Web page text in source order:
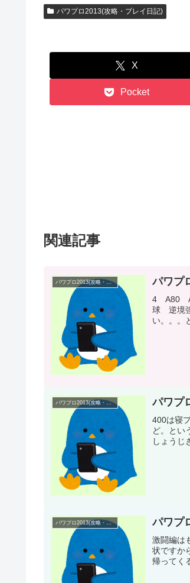
パワプロ2013(攻略・プレイ日記)
X
Pocket
関連記事
パワプロ2013(攻略・プレイ日記) パワプ
4 A80
球 逆境
い。。。
パワプロ2013(攻略・プレイ日記) パワプ
400は寝
ど。とい
しょうじ
パワプロ2013(攻略・プレイ日記) パワプ
激闘編は
状ですか
帰ってく